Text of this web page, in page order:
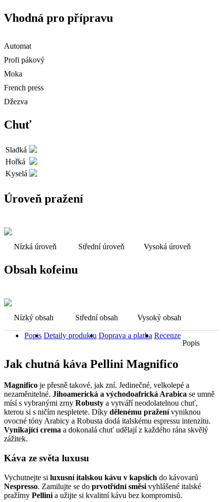
Vhodná pro přípravu
Automat
Profi pákový
Moka
French press
Džezva
Chuť
Sladká
Hořká
Kyselá
Úroveň pražení
Nízká úroveň Střední úroveň Vysoká úroveň
Obsah kofeinu
Nízký obsah Střední obsah Vysoký obsah
Popis Detaily produktu Doprava a platba Recenze
Popis
Jak chutná káva Pellini Magnifico
Magnifico je přesně takové, jak zní. Jedinečné, velkolepé a
nezaměnitelné. Jihoamerická a východoafrická Arabica se umně
mísí s vybranými zrny Robusty a vytváří neodolatelnou chuť,
kterou si s ničím nespletete. Díky dělenému praženívyniknou
ovocné tóny Arabicy a Robusta dodá italskému espressu intenzitu.
Vynikající crema a dokonalá chuť udělají z každého rána skvělý
zážitek.
Káva ze světa luxusu
Vychutnejte si luxusní italskou kávu v kapslích do kávovarů
Nespresso. Zamilujte se do prvotřídní směsi vyhlášené italské
pražírny Pellini a užijte si kvalitní kávu bez kompromisů.